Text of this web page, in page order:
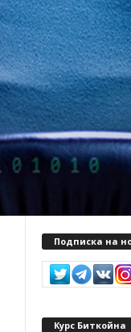
Подписка на
Курс Биткойна